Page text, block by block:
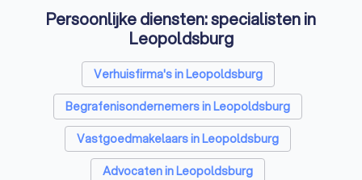
Persoonlijke diensten: specialisten in
Leopoldsburg
Verhuisfirma's in Leopoldsburg
Begrafenisondernemers in Leopoldsburg
Vastgoedmakelaars in Leopoldsburg
Advocaten in Leopoldsburg